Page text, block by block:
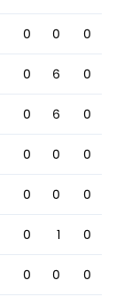
0 0 0
0 6 0
0 6 0
0 0 0
0 0 0
0 1 0
0 0 0